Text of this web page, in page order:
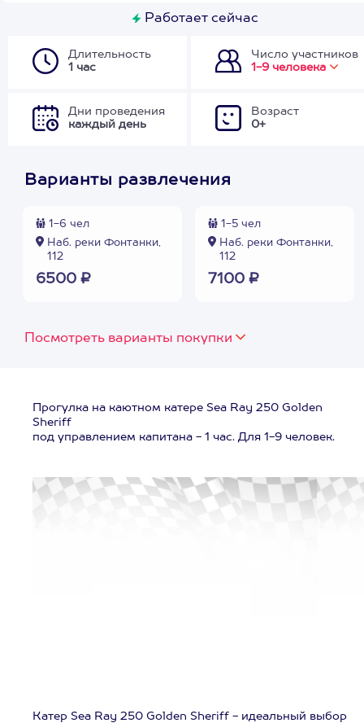
Работает сейчас
Длительность
1 час
Число участников
1-9 человека
Дни проведения
каждый день
Возраст
0+
Варианты развлечения
1-6 чел
Наб. реки Фонтанки,
112
6500 ₽
1-5 чел
Наб. реки Фонтанки,
112
7100 ₽
Посмотреть варианты покупки
Прогулка на каютном катере Sea Ray 250 Golden
Sheriff
под управлением капитана - 1 час. Для 1-9 человек.
Катер Sea Ray 250 Golden Sheriff - идеальный выбор